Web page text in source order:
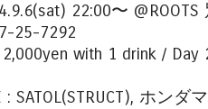
22:00〜
25-7292
with 1 drink / Day
: SATOL(STRUCT), ホンダ